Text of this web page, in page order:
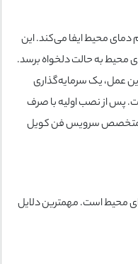
محیط ایفا می‌کند. این
محیط به حالت دلخواه برسد.
عمل، یک سرمایه‌گذاری
پس از نصب اولیه با صرف
یک متخصص سرویس فن کویل
محیط است. مهمترین دلایل